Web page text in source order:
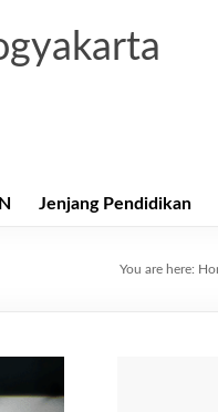
Jenjang Pendidikan
You are here: